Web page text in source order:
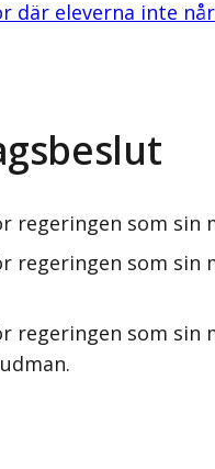
där eleverna inte
regeringen som
regeringen som
regeringen som